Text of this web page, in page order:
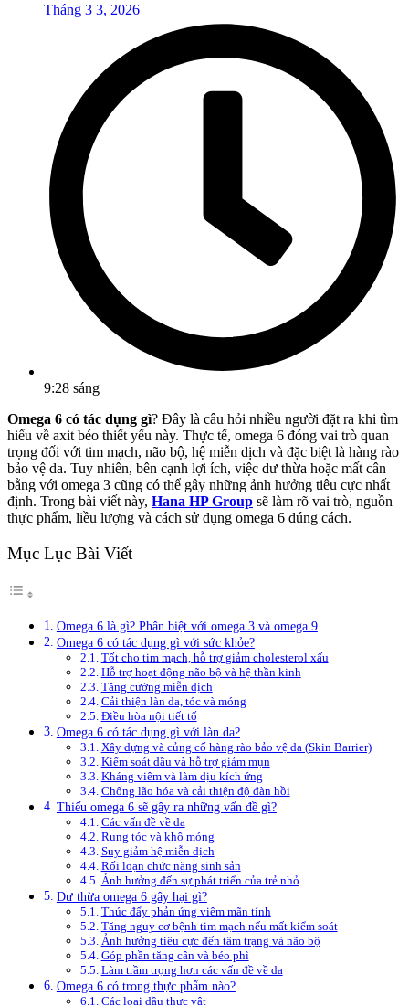
Tháng 3 3, 2026
9:28 sáng
Omega 6 có tác dụng gì? Đây là câu hỏi nhiều người đặt ra khi tìm
hiểu về axit béo thiết yếu này. Thực tế, omega 6 đóng vai trò quan
trọng đối với tim mạch, não bộ, hệ miễn dịch và đặc biệt là hàng rào
bảo vệ da. Tuy nhiên, bên cạnh lợi ích, việc dư thừa hoặc mất cân
bằng với omega 3 cũng có thể gây những ảnh hưởng tiêu cực nhất
định. Trong bài viết này, Hana HP Group sẽ làm rõ vai trò, nguồn
thực phẩm, liều lượng và cách sử dụng omega 6 đúng cách.
Mục Lục Bài Viết
Omega 6 là gì? Phân biệt với omega 3 và omega 9
Omega 6 có tác dụng gì với sức khỏe?
Tốt cho tim mạch, hỗ trợ giảm cholesterol xấu
Hỗ trợ hoạt động não bộ và hệ thần kinh
Tăng cường miễn dịch
Cải thiện làn da, tóc và móng
Điều hòa nội tiết tố
Omega 6 có tác dụng gì với làn da?
Xây dựng và củng cố hàng rào bảo vệ da (Skin Barrier)
Kiểm soát dầu và hỗ trợ giảm mụn
Kháng viêm và làm dịu kích ứng
Chống lão hóa và cải thiện độ đàn hồi
Thiếu omega 6 sẽ gây ra những vấn đề gì?
Các vấn đề về da
Rụng tóc và khô móng
Suy giảm hệ miễn dịch
Rối loạn chức năng sinh sản
Ảnh hưởng đến sự phát triển của trẻ nhỏ
Dư thừa omega 6 gây hại gì?
Thúc đẩy phản ứng viêm mãn tính
Tăng nguy cơ bệnh tim mạch nếu mất kiểm soát
Ảnh hưởng tiêu cực đến tâm trạng và não bộ
Góp phần tăng cân và béo phì
Làm trầm trọng hơn các vấn đề về da
Omega 6 có trong thực phẩm nào?
Các loại dầu thực vật